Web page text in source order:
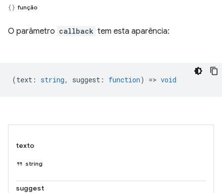
função
O parâmetro callback tem esta aparência:
(text : string, suggest : function) => void
texto
string
suggest